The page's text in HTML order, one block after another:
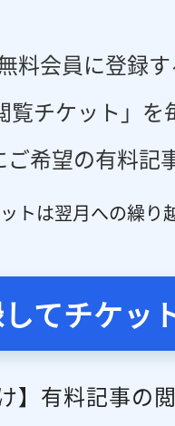
料会員に登録
覧チケット」
希望の有料記
トは翌月への繰り
てチケッ
】有料記事の